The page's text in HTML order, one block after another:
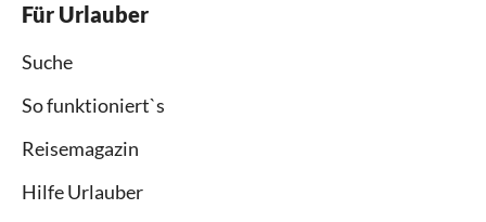
Für Urlauber
Suche
So funktioniert`s
Reisemagazin
Hilfe Urlauber